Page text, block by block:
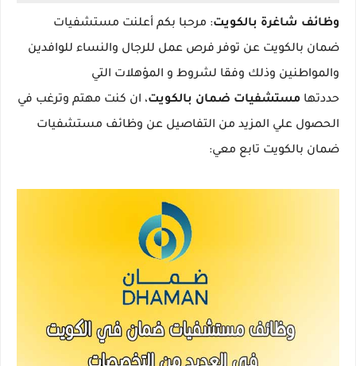
وظائف شاغرة بالكويت: مرحبا بكم أعلنت مستشفيات
ضمان بالكويت عن توفر فرص عمل للرجال والنساء للوافدين
والمواطنين وذلك وفقا لشروط و المؤهلات التي
حددتها مستشفيات ضمان بالكويت، ان كنت مهتم وترغب في
الحصول علي المزيد من التفاصيل عن وظائف مستشفيات
ضمان بالكويت تابع معي: